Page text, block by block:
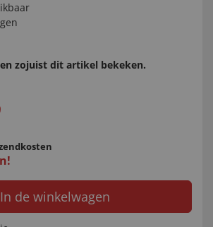
zojuist dit artikel bekeken.
In de winkelwagen